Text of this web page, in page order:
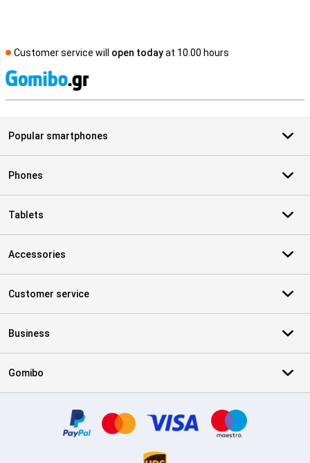
Customer service will open todayat 10.00 hours
Popular smartphones
Phones
Tablets
Accessories
Customer service
Business
Gomibo